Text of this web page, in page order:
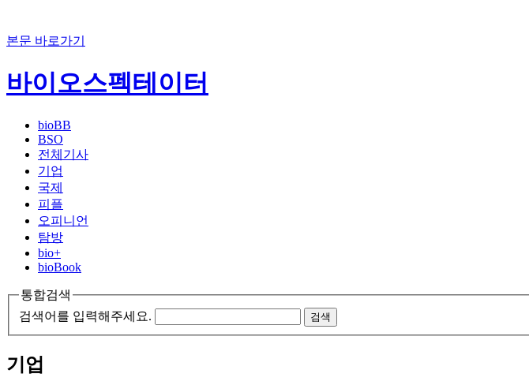
본문 바로가기
바이오스펙테이터
bioBB
BSO
전체기사
기업
국제
피플
오피니언
탐방
bio+
bioBook
통합검색
검색어를 입력해주세요.
검색
기업